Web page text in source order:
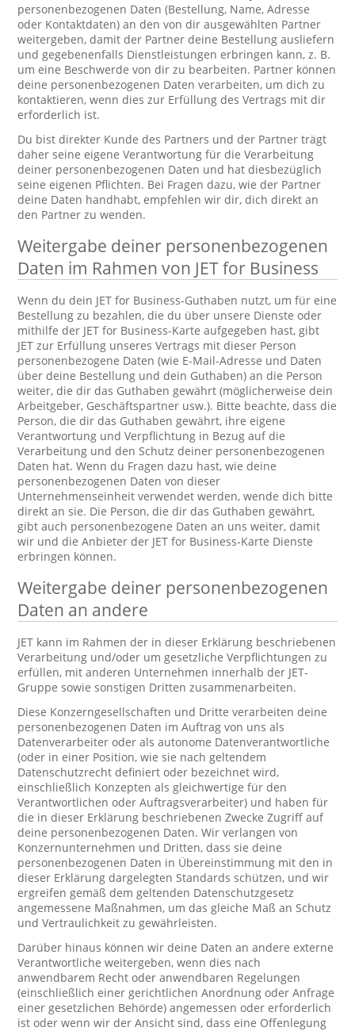
personenbezogenen Daten (Bestellung, Name, Adresse
oder Kontaktdaten) an den von dir ausgewählten Partner
weitergeben, damit der Partner deine Bestellung ausliefern
und gegebenenfalls Dienstleistungen erbringen kann, z. B.
um eine Beschwerde von dir zu bearbeiten. Partner können
deine personenbezogenen Daten verarbeiten, um dich zu
kontaktieren, wenn dies zur Erfüllung des Vertrags mit dir
erforderlich ist.
Du bist direkter Kunde des Partners und der Partner trägt
daher seine eigene Verantwortung für die Verarbeitung
deiner personenbezogenen Daten und hat diesbezüglich
seine eigenen Pflichten. Bei Fragen dazu, wie der Partner
deine Daten handhabt, empfehlen wir dir, dich direkt an
den Partner zu wenden.
Weitergabe deiner personenbezogenen
Daten im Rahmen von JET for Business
Wenn du dein JET for Business-Guthaben nutzt, um für eine
Bestellung zu bezahlen, die du über unsere Dienste oder
mithilfe der JET for Business-Karte aufgegeben hast, gibt
JET zur Erfüllung unseres Vertrags mit dieser Person
personenbezogene Daten (wie E-Mail-Adresse und Daten
über deine Bestellung und dein Guthaben) an die Person
weiter, die dir das Guthaben gewährt (möglicherweise dein
Arbeitgeber, Geschäftspartner usw.). Bitte beachte, dass die
Person, die dir das Guthaben gewährt, ihre eigene
Verantwortung und Verpflichtung in Bezug auf die
Verarbeitung und den Schutz deiner personenbezogenen
Daten hat. Wenn du Fragen dazu hast, wie deine
personenbezogenen Daten von dieser
Unternehmenseinheit verwendet werden, wende dich bitte
direkt an sie. Die Person, die dir das Guthaben gewährt,
gibt auch personenbezogene Daten an uns weiter, damit
wir und die Anbieter der JET for Business-Karte Dienste
erbringen können.
Weitergabe deiner personenbezogenen
Daten an andere
JET kann im Rahmen der in dieser Erklärung beschriebenen
Verarbeitung und/oder um gesetzliche Verpflichtungen zu
erfüllen, mit anderen Unternehmen innerhalb der JET-
Gruppe sowie sonstigen Dritten zusammenarbeiten.
Diese Konzerngesellschaften und Dritte verarbeiten deine
personenbezogenen Daten im Auftrag von uns als
Datenverarbeiter oder als autonome Datenverantwortliche
(oder in einer Position, wie sie nach geltendem
Datenschutzrecht definiert oder bezeichnet wird,
einschließlich Konzepten als gleichwertige für den
Verantwortlichen oder Auftragsverarbeiter) und haben für
die in dieser Erklärung beschriebenen Zwecke Zugriff auf
deine personenbezogenen Daten. Wir verlangen von
Konzernunternehmen und Dritten, dass sie deine
personenbezogenen Daten in Übereinstimmung mit den in
dieser Erklärung dargelegten Standards schützen, und wir
ergreifen gemäß dem geltenden Datenschutzgesetz
angemessene Maßnahmen, um das gleiche Maß an Schutz
und Vertraulichkeit zu gewährleisten.
Darüber hinaus können wir deine Daten an andere externe
Verantwortliche weitergeben, wenn dies nach
anwendbarem Recht oder anwendbaren Regelungen
(einschließlich einer gerichtlichen Anordnung oder Anfrage
einer gesetzlichen Behörde) angemessen oder erforderlich
ist oder wenn wir der Ansicht sind, dass eine Offenlegung